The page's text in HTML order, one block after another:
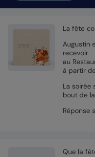
La fête
Augustin
recevoir
au
à partir
La soirée
bout de
Réponse
Que la